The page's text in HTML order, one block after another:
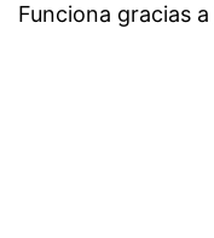
Funciona gracias a